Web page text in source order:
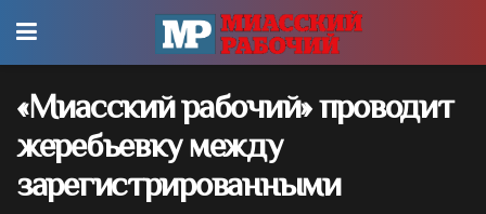
«Миасский рабочий» проводит
жеребьевку между
зарегистрированными